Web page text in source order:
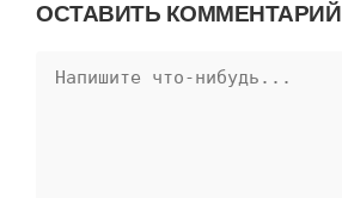
ОСТАВИТЬ КОММЕНТАРИЙ